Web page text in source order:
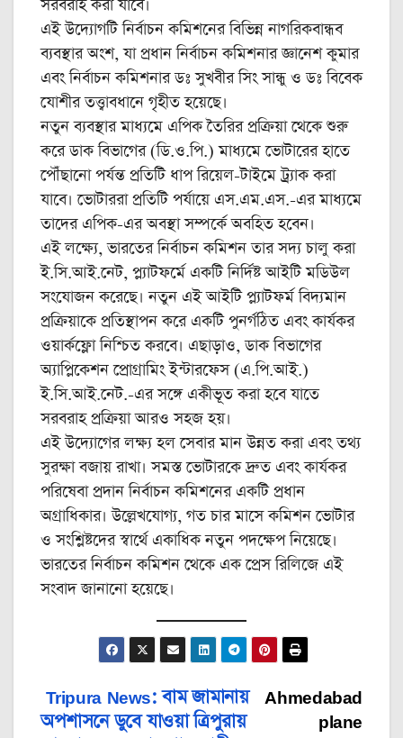
সরবরাহ করা যাবে।
এই উদ্যোগটি নির্বাচন কমিশনের বিভিন্ন নাগরিকবান্ধব
ব্যবস্থার অংশ, যা প্রধান নির্বাচন কমিশনার জ্ঞানেশ কুমার
এবং নির্বাচন কমিশনার ডঃ সুখবীর সিং সান্ধু ও ডঃ বিবেক
যোশীর তত্ত্বাবধানে গৃহীত হয়েছে।
নতুন ব্যবস্থার মাধ্যমে এপিক তৈরির প্রক্রিয়া থেকে শুরু
করে ডাক বিভাগের (ডি.ও.পি.) মাধ্যমে ভোটারের হাতে
পৌঁছানো পর্যন্ত প্রতিটি ধাপ রিয়েল-টাইমে ট্র্যাক করা
যাবে। ভোটাররা প্রতিটি পর্যায়ে এস.এম.এস.-এর মাধ্যমে
তাদের এপিক-এর অবস্থা সম্পর্কে অবহিত হবেন।
এই লক্ষ্যে, ভারতের নির্বাচন কমিশন তার সদ্য চালু করা
ই.সি.আই.নেট, প্ল্যাটফর্মে একটি নির্দিষ্ট আইটি মডিউল
সংযোজন করেছে। নতুন এই আইটি প্ল্যাটফর্ম বিদ্যমান
প্রক্রিয়াকে প্রতিস্থাপন করে একটি পুনর্গঠিত এবং কার্যকর
ওয়ার্কফ্লো নিশ্চিত করবে। এছাড়াও, ডাক বিভাগের
অ্যাপ্লিকেশন প্রোগ্রামিং ইন্টারফেস (এ.পি.আই.)
ই.সি.আই.নেট.-এর সঙ্গে একীভূত করা হবে যাতে
সরবরাহ প্রক্রিয়া আরও সহজ হয়।
এই উদ্যোগের লক্ষ্য হল সেবার মান উন্নত করা এবং তথ্য
সুরক্ষা বজায় রাখা। সমস্ত ভোটারকে দ্রুত এবং কার্যকর
পরিষেবা প্রদান নির্বাচন কমিশনের একটি প্রধান
অগ্রাধিকার। উল্লেখযোগ্য, গত চার মাসে কমিশন ভোটার
ও সংশ্লিষ্টদের স্বার্থে একাধিক নতুন পদক্ষেপ নিয়েছে।
ভারতের নির্বাচন কমিশন থেকে এক প্রেস রিলিজে এই
সংবাদ জানানো হয়েছে।
Post
Ahmedabad
plane
Tripura News: বাম জামানায়
অপশাসনে ডুবে যাওয়া ত্রিপুরায়